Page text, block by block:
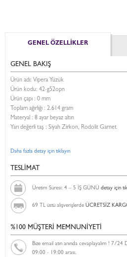
GENEL ÖZELLİKLER
GENEL BAKIŞ
Ürün adı: Vipera Yüzük
Ürün kodu: 42-g52opn
Ürün çapı : 0 mm
Toplam ağırlığı : 2.614 gram
Materyal : 8 ayar beyaz altın
Yarı değerli taş : Siyah Zirkon, Rodolit Garnet
Daha fazla detay için tıklayın
TESLİMAT
Üretim Süresi: 4 – 5 İŞ GÜNÜ detay için
69 TL üstü alışverişlerde ÜCRETSİZ
%100 MÜŞTERİ MEMNUNİYETİ
Bize email atın anında cevaplayalım ! 7/
09:00 - 19:00 arası.